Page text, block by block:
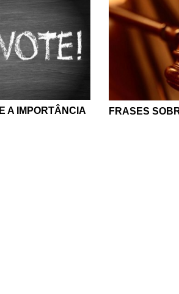
A IMPORTÂNCIA
FRASES